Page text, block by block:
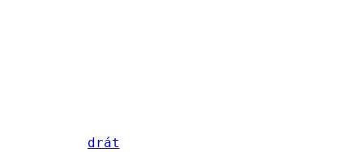
drát